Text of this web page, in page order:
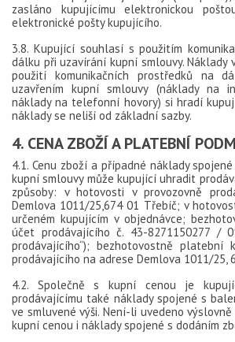
zasláno kupujícímu elektronickou
elektronické pošty kupujícího.
3.8. Kupující souhlasí s použitím
dálku při uzavírání kupní smlouvy. Náklady
použití komunikačních prostředků na
uzavřením kupní smlouvy (náklady na
náklady na telefonní hovory) si hradí
náklady se neliší od základní sazby.
4. CENA ZBOŽÍ A PLATEBNÍ
4.1. Cenu zboží a případné náklady
kupní smlouvy může kupující uhradit
způsoby: v hotovosti v provozovně
Demlova 1011/25,674 01 Třebíč; v
určeném kupujícím v objednávce;
účet prodávajícího č. 43-8271150277 /
prodávajícího“); bezhotovostně platební
prodávajícího na adrese Demlova 1011/25,
4.2. Společně s kupní cenou je
prodávajícímu také náklady spojené s
ve smluvené výši. Není-li uvedeno
kupní cenou i náklady spojené s dodáním